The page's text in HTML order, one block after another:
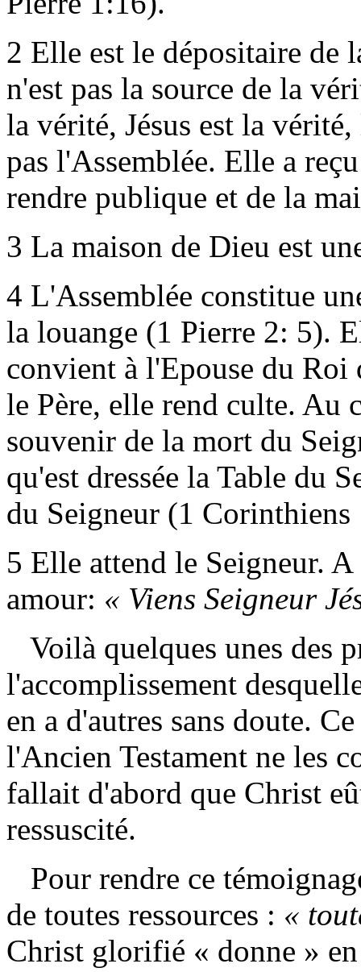
2 Elle est le dépositaire de
n'est pas la source de la
la vérité, Jésus est la
pas l'Assemblée. Elle a
rendre publique et de la
3 La maison de Dieu est
4 L'Assemblée constitue
la louange (1 Pierre 2: 5).
convient à l'Epouse du
le Père, elle rend culte. Au
souvenir de la mort du
qu'est dressée la Table du
du Seigneur (1 Corinthiens
5 Elle attend le Seigneur.
amour: « Viens Seigneur
Voilà quelques unes des
l'accomplissement
en a d'autres sans doute.
l'Ancien Testament ne les
fallait d'abord que Christ
ressuscité.
Pour rendre ce
de toutes ressources : «
Christ glorifié « donne »